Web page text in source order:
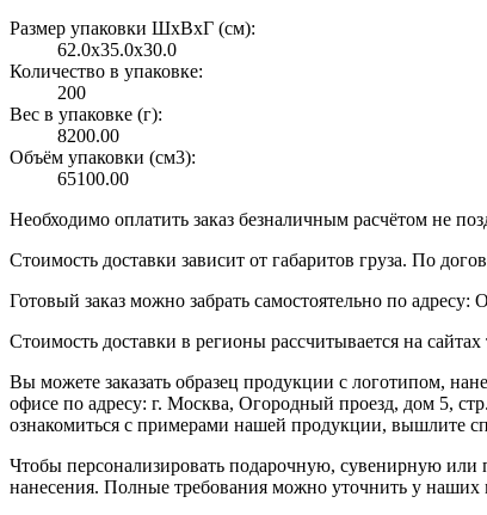
Размер упаковки ШxВxГ (см):
62.0x35.0x30.0
Количество в упаковке:
200
Вес в упаковке (г):
8200.00
Объём упаковки (см3):
65100.00
Необходимо оплатить заказ безналичным расчётом не
Стоимость доставки зависит от габаритов груза. По
Готовый заказ можно забрать самостоятельно по
Стоимость доставки в регионы рассчитывается на
Вы можете заказать образец продукции с логотипом,
офисе по адресу: г. Москва, Огородный проезд, дом 5,
ознакомиться с примерами нашей продукции, вышлите
Чтобы персонализировать подарочную, сувенирную
нанесения. Полные требования можно уточнить у наших